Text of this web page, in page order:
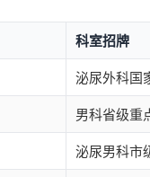
科室招牌
泌尿外科国
男科省级重
泌尿男科市